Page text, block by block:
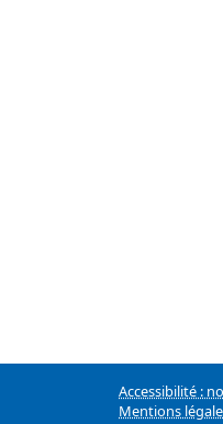
Accessibilité :
Mentions